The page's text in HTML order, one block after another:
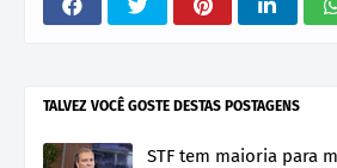
TALVEZ VOCÊ GOSTE DESTAS POSTAGENS
STF tem maioria para